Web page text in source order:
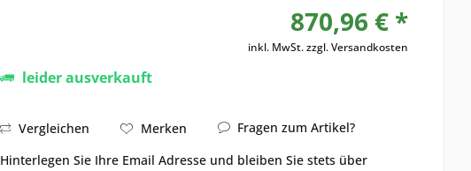
870,96 € *
inkl. MwSt.zzgl. Versandkosten
leider ausverkauft
Vergleichen Merken
Fragen zum Artikel?
Hinterlegen Sie Ihre Email Adresse und bleiben Sie stets über